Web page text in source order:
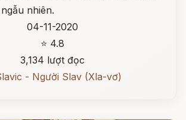
nhiên.
04-11-2020
⭐ 4.8
3,134 lượt đọc
- Người Slav (Xla-vơ)